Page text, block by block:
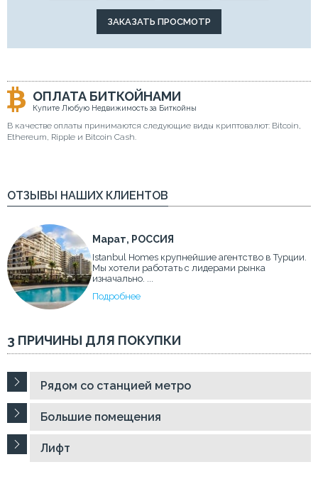
ОПЛАТА БИТКОЙНАМИ
Купите Любую Недвижимость за Биткойны
В качестве оплаты принимаются следующие виды криптовалют: Bitcoin,
Ethereum, Ripple и Bitcoin Cash.
ОТЗЫВЫ НАШИХ КЛИЕНТОВ
Марат, РОССИЯ
Istanbul Homes крупнейшие агентство в Турции.
Мы хотели работать с лидерами рынка
изначально. ...
Подробнее
3 ПРИЧИНЫ ДЛЯ ПОКУПКИ
Рядом со станцией метро
Большие помещения
Лифт